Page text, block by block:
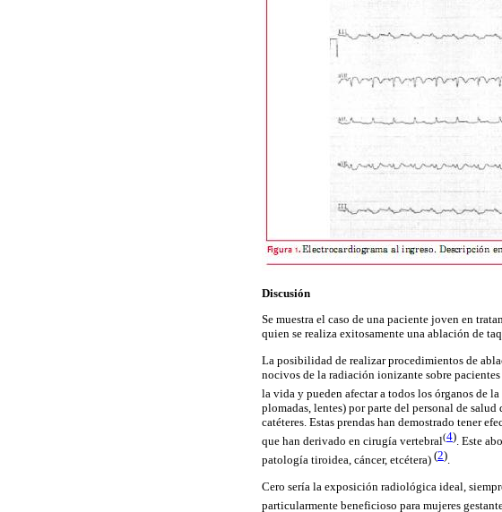
Discusión
Se muestra el caso de una paciente joven en
quien se realiza exitosamente una ablación de
La posibilidad de realizar procedimientos de
nocivos de la radiación ionizante sobre
la vida y pueden afectar a todos los órganos de la
plomadas, lentes) por parte del personal de
catéteres. Estas prendas han demostrado tener
que han derivado en cirugía vertebral(4). Este
patología tiroidea, cáncer, etcétera) (2).
Cero sería la exposición radiológica ideal,
particularmente beneficioso para mujeres